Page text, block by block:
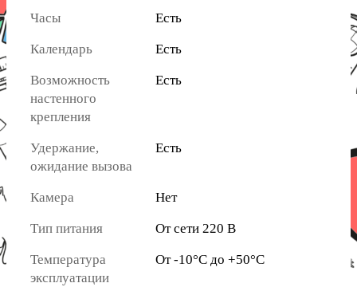
Часы Есть
Календарь Есть
Возможность
настенного
крепления
Есть
Удержание,
ожидание вызова
Есть
Камера Нет
Тип питания От сети 220 В
Температура
эксплуатации
От -10°C до +50°C